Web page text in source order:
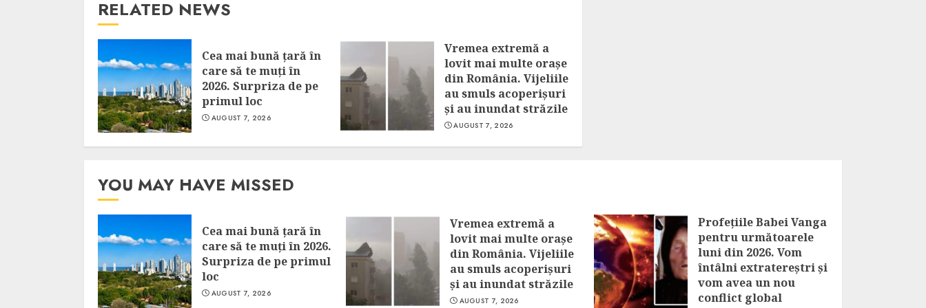
RELATED NEWS
Cea mai bună țară în
care să te muți în
2026. Surpriza de pe
primul loc
AUGUST 7, 2026
Vremea extremă a
lovit mai multe orașe
din România. Vijeliile
au smuls acoperișuri
și au inundat străzile
AUGUST 7, 2026
YOU MAY HAVE MISSED
Cea mai bună țară în
care să te muți în 2026.
Surpriza de pe primul
loc
AUGUST 7, 2026
Vremea extremă a
lovit mai multe orașe
din România. Vijeliile
au smuls acoperișuri
și au inundat străzile
AUGUST 7, 2026
Profețiile Babei Vanga
pentru următoarele
luni din 2026. Vom
întâlni extratereștri și
vom avea un nou
conflict global